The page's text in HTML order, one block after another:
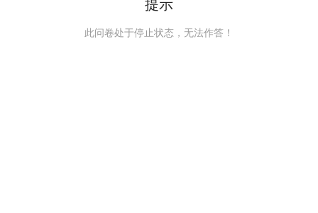
此问卷处于停止状态，无法作答！